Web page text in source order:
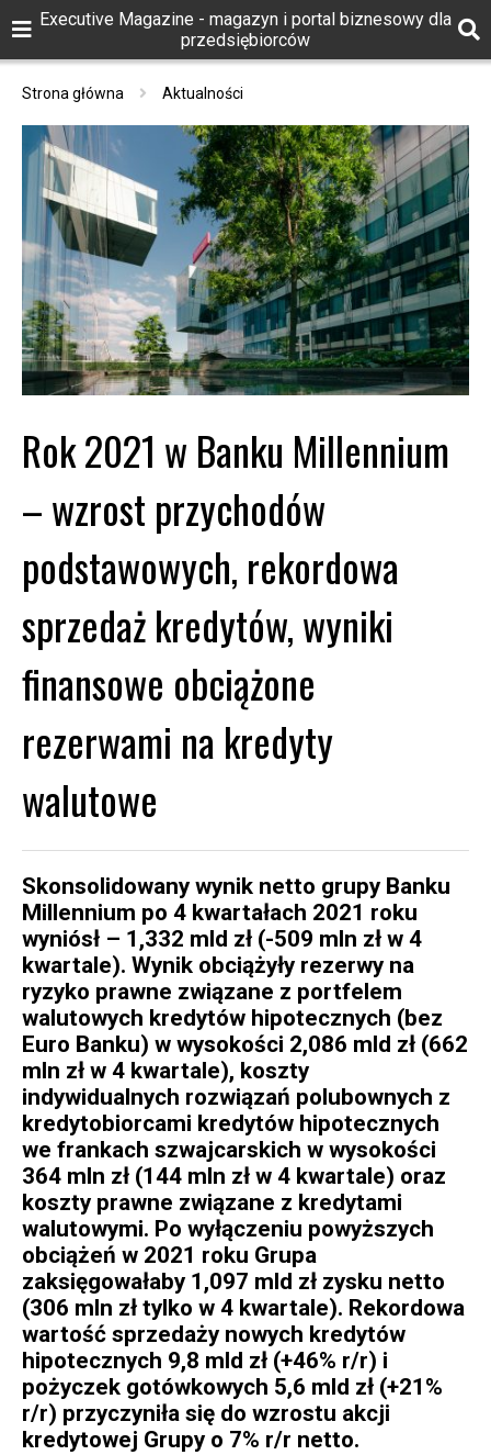
Executive Magazine - magazyn i portal biznesowy dla
przedsiębiorców
Strona główna Aktualności
Rok 2021 w Banku Millennium
– wzrost przychodów
podstawowych, rekordowa
sprzedaż kredytów, wyniki
finansowe obciążone
rezerwami na kredyty
walutowe
Skonsolidowany wynik netto grupy Banku
Millennium po 4 kwartałach 2021 roku
wyniósł – 1,332 mld zł (-509 mln zł w 4
kwartale). Wynik obciążyły rezerwy na
ryzyko prawne związane z portfelem
walutowych kredytów hipotecznych (bez
Euro Banku) w wysokości 2,086 mld zł (662
mln zł w 4 kwartale), koszty
indywidualnych rozwiązań polubownych z
kredytobiorcami kredytów hipotecznych
we frankach szwajcarskich w wysokości
364 mln zł (144 mln zł w 4 kwartale) oraz
koszty prawne związane z kredytami
walutowymi. Po wyłączeniu powyższych
obciążeń w 2021 roku Grupa
zaksięgowałaby 1,097 mld zł zysku netto
(306 mln zł tylko w 4 kwartale). Rekordowa
wartość sprzedaży nowych kredytów
hipotecznych 9,8 mld zł (+46% r/r) i
pożyczek gotówkowych 5,6 mld zł (+21%
r/r) przyczyniła się do wzrostu akcji
kredytowej Grupy o 7% r/r netto.